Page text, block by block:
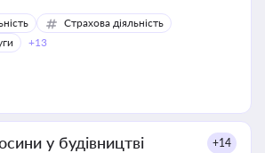
Страхова діяльність
+13
у будівництві +14